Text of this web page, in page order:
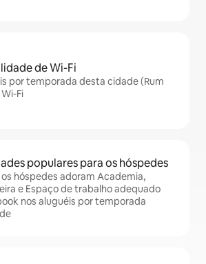
de Wi-Fi
por temporada desta cidade (Rum
Fi
populares para os hóspedes
os hóspedes adoram Academia,
e Espaço de trabalho adequado
nos aluguéis por temporada